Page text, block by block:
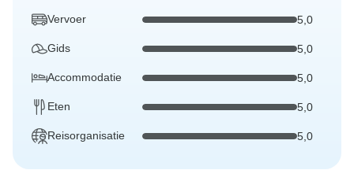
Vervoer 5,0
Gids 5,0
Accommodatie 5,0
Eten 5,0
Reisorganisatie 5,0